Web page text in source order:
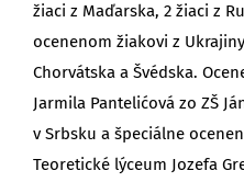
žiaci z Maďarska, 2 žiaci z
ocenenom žiakovi z
Chorvátska a Švédska.
Jarmila Pantelićová zo ZŠ
v Srbsku a špeciálne
Teoretické lýceum Jozefa